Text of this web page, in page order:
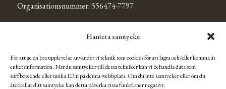
Hantera samtycke
För att ge en bra upplevelse använder vi teknik som cookies för att lagra och/eller komma åt
enhetsinformation. När du samtycker till dessa tekniker kan vi behandla data som
surfbeteende eller unika ID:n på denna webbplats. Om du inte samtycker eller om du
återkallar ditt samtycke kan detta påverka vissa funktioner negativt.
Organisationsnummer: 556474-7797
Se Tärnsjö Outlets Facebooksida för mer information och
aktuella öppettider.